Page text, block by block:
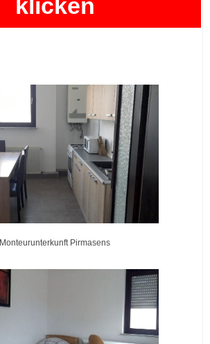
klicken
Monteurunterkunft Pirmasens